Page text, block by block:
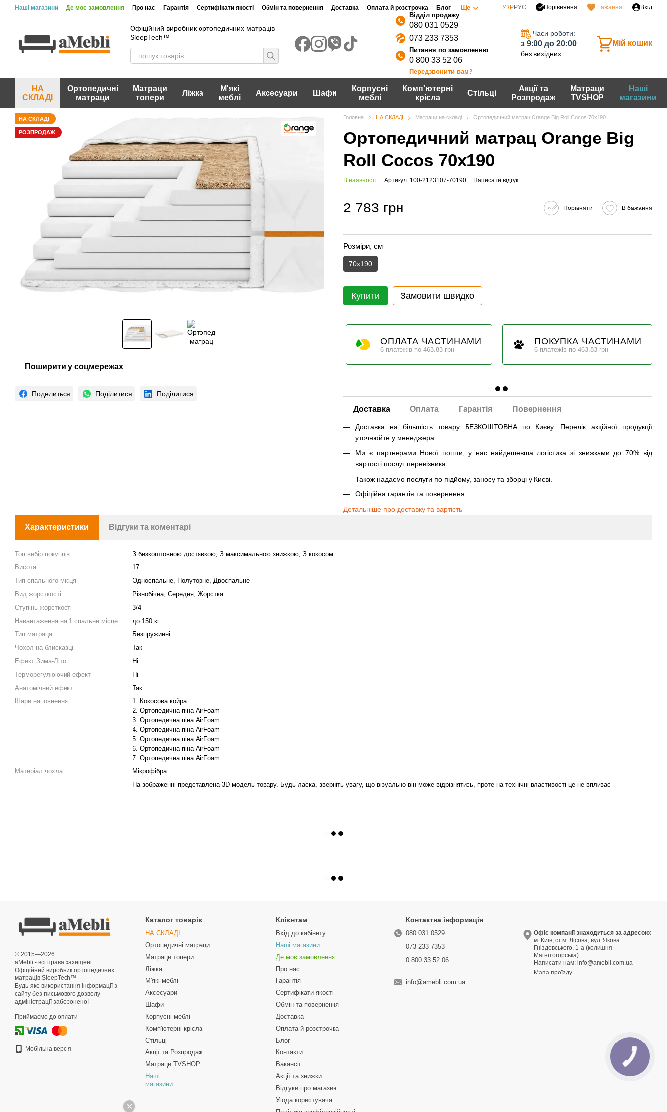
Перейти до основного контенту
Наші магазини Де моє замовлення Про нас Гарантія Сертифікати якості Обмін та повернення Доставка Оплата й розстрочка Блог Ще УКРРУС Порівняння Бажання Вхід
Офіційний виробник ортопедичних матраців
SleepTech™
080 031 0529
073 233 7353
0 800 33 52 06
Передзвонити вам?
Часи роботи:
з 9:00 до 20:00
без вихідних
Мій кошик
НА
СКЛАДІ
Ортопедичні
матраци
Матраци
топери
Ліжка
М'які
меблі
Аксесуари Шафи
Корпусні
меблі
Комп'ютерні
крісла
Стільці
Акції та
Розпродаж
Матраци
TVSHOP
Наші
магазини
НА СКЛАДІ
РОЗПРОДАЖ
Поширити у соцмережах
Поделиться Поділитися Поділитися
Головна НА СКЛАДІ Матраци на складі Ортопедичний матрац Orange Big Roll Cocos 70х190
Ортопедичний матрац Orange Big
Roll Cocos 70х190
В наявності Артикул: 100-2123107-70190 Написати відгук
2 783 грн Порівняти В бажання
Розміри, см
70х190
Купити Замовити швидко
ОПЛАТА ЧАСТИНАМИ
6 платежів по 463.83 грн
ПОКУПКА ЧАСТИНАМИ
6 платежів по 463.83 грн
Доставка Оплата Гарантія Повернення
Доставка на більшість товару БЕЗКОШТОВНА по Києву. Перелік акційної продукції
уточнюйте у менеджера.
Ми є партнерами Нової пошти, у нас найдешевша логістика зі знижками до 70% від
вартості послуг перевізника.
Також надаємо послуги по підйому, заносу та зборці у Києві.
Офіційна гарантія та повернення.
Детальніше про доставку та вартість
Характеристики Відгуки та коментарі
Топ вибір покупців
З безкоштовною доставкою, З максимальною знижкою, З кокосом
Висота
17
Тип спального місця
Односпальне, Полуторне, Двоспальне
Вид жорсткості
Різнобічна, Середня, Жорстка
Ступінь жорсткості
3/4
Навантаження на 1 спальне місце
до 150 кг
Тип матраца
Безпружинні
Чохол на блискавці
Так
Ефект Зима-Літо
Ні
Терморегулюючий ефект
Ні
Анатомічний ефект
Так
Шари наповнення
1. Кокосова койра
2. Ортопедична піна AirFoam
3. Ортопедична піна AirFoam
4. Ортопедична піна AirFoam
5. Ортопедична піна AirFoam
6. Ортопедична піна AirFoam
7. Ортопедична піна AirFoam
Матеріал чохла
Мікрофібра
На зображенні представлена 3D модель товару. Будь ласка, зверніть увагу, що візуально він може відрізнятись, проте на технічні властивості це не впливає
© 2015—2026
aMebli - всі права захищені.
Офіційний виробник ортопедичних
матраців SleepTech™
Будь-яке використання інформації з
сайту без письмового дозволу
адміністрації заборонено!
Приймаємо до оплати
Мобільна версія
Каталог товарів
НА СКЛАДІ
Ортопедичні матраци
Матраци топери
Ліжка
М'які меблі
Аксесуари
Шафи
Корпусні меблі
Комп'ютерні крісла
Стільці
Акції та Розпродаж
Матраци TVSHOP
Наші
магазини
Клієнтам
Вхід до кабінету
Наші магазини
Де моє замовлення
Про нас
Гарантія
Сертифікати якості
Обмін та повернення
Доставка
Оплата й розстрочка
Блог
Контакти
Вакансії
Акції та знижки
Відгуки про магазин
Угода користувача
Контактна інформація
080 031 0529
073 233 7353
0 800 33 52 06
info@amebli.com.ua
Офіс компанії знаходиться за адресою:
м. Київ, ст.м. Лісова, вул. Якова
Гніздовського, 1-а (колишня
Магнітогорська)
Написати нам:info@amebli.com.ua
Мапа проїзду